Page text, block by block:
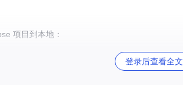
项目到本地：
登录后查看全文